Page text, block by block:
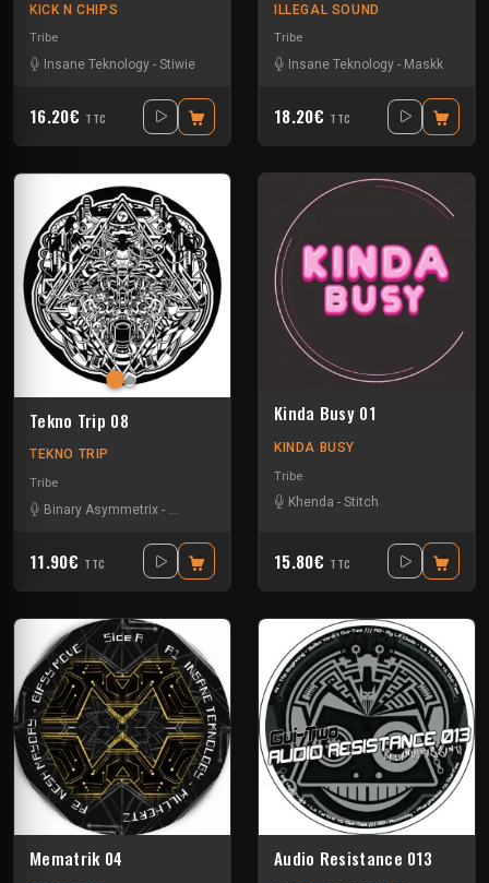
KICK N CHIPS
Tribe
Insane Teknology - Stiwie
16.20€ TTC
ILLEGAL SOUND
Tribe
Insane Teknology - Maskk
18.20€ TTC
Tekno Trip 08
TEKNO TRIP
Tribe
Binary Asymmetrix - Instru Mentale Massive Orkestra-
11.90€ TTC
Kinda Busy 01
KINDA BUSY
Tribe
Khenda - Stitch
15.80€ TTC
Mematrik 04 Audio Resistance 013